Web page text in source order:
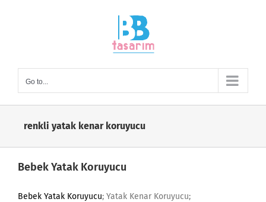
Go to...
renkli yatak kenar koruyucu
Bebek Yatak Koruyucu
Bebek Yatak Koruyucu; Yatak Kenar Koruyucu;